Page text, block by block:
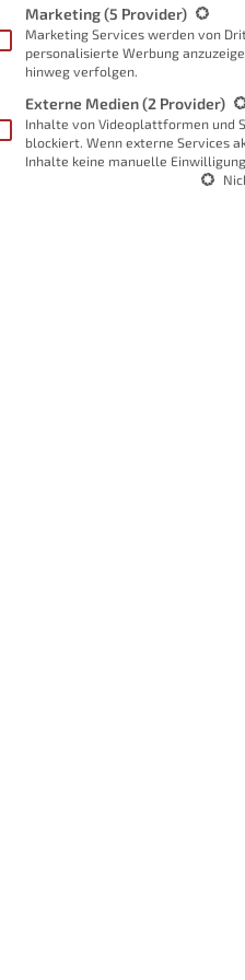
Source basiert. Sie
um so das
so den Geldbeutel.
eine schlechte Idee
bereits
und
aus dem Smart
werden.
so kann evcc
des Stroms nutzen.
Produktion
Strom aus der
Marketing(5 Provider)
Marketing Services werden von
personalisierte Werbung
hinweg verfolgen.
Externe Medien(2 Provider)
Inhalte von Videoplattformen und
blockiert. Wenn externe Services
Inhalte keine manuelle